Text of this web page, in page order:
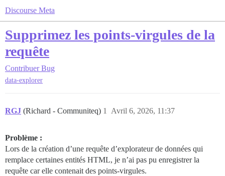
Discourse Meta
Supprimez les points-virgules de la
requête
Contribuer Bug
data-explorer
RGJ (Richard - Communiteq) Avril 6, 2026, 11:37
1
Problème :
Lors de la création d’une requête d’explorateur de données qui
remplace certaines entités HTML, je n’ai pas pu enregistrer la
requête car elle contenait des points-virgules.